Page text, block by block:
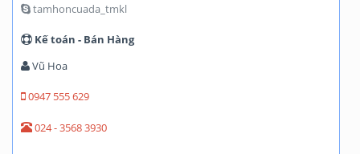
tamhoncuada_tmkl
Kế toán - Bán Hàng
Vũ Hoa
0947 555 629
024 - 3568 3930